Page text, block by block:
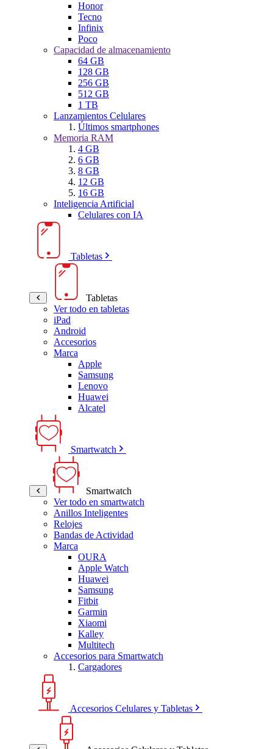
Honor
Tecno
Infinix
Poco
Capacidad de almacenamiento
64 GB
128 GB
256 GB
512 GB
1 TB
Lanzamientos Celulares
Últimos smartphones
Memoria RAM
4 GB
6 GB
8 GB
12 GB
16 GB
Inteligencia Artificial
Celulares con IA
Tabletas
Tabletas
Ver todo en tabletas
iPad
Android
Accesorios
Marca
Apple
Samsung
Lenovo
Huawei
Alcatel
Smartwatch
Smartwatch
Ver todo en smartwatch
Anillos Inteligentes
Relojes
Bandas de Actividad
Marca
OURA
Apple Watch
Huawei
Samsung
Fitbit
Garmin
Xiaomi
Kalley
Multitech
Accesorios para Smartwatch
Cargadores
Accesorios Celulares y Tabletas